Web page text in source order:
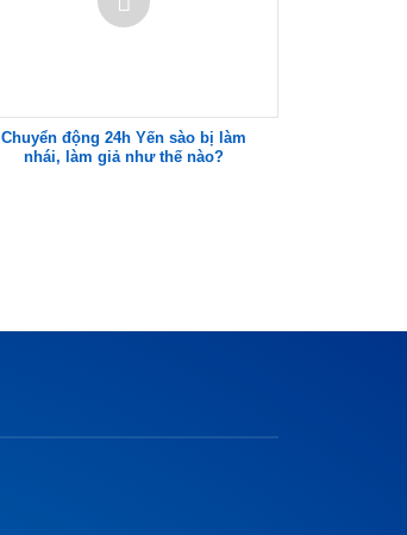
Chuyển động 24h Yến sào bị làm
nhái, làm giả như thế nào?